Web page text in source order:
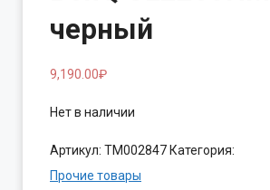
черный
9,190.00₽
Нет в наличии
Артикул: ТМ002847 Категория:
Прочие товары